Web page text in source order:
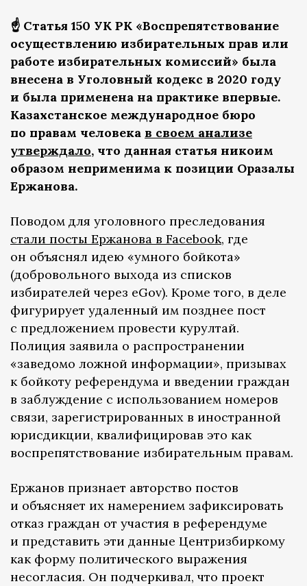
☝️ Статья 150 УК РК «Воспрепятствование
осуществлению избирательных прав или
работе избирательных комиссий» была
внесена в Уголовный кодекс в 2020 году
и была применена на практике впервые.
Казахстанское международное бюро
по правам человека в своем анализе
утверждало, что данная статья никоим
образом неприменима к позиции Оразалы
Ержанова.
Поводом для уголовного преследования
стали посты Ержанова в Facebook, где
он объяснял идею «умного бойкота»
(добровольного выхода из списков
избирателей через eGov). Кроме того, в деле
фигурирует удаленный им позднее пост
с предложением провести курултай.
Полиция заявила о распространении
«заведомо ложной информации», призывах
к бойкоту референдума и введении граждан
в заблуждение с использованием номеров
связи, зарегистрированных в иностранной
юрисдикции, квалифицировав это как
воспрепятствование избирательным правам.
Ержанов признает авторство постов
и объясняет их намерением зафиксировать
отказ граждан от участия в референдуме
и представить эти данные Центризбиркому
как форму политического выражения
несогласия. Он подчеркивал, что проект